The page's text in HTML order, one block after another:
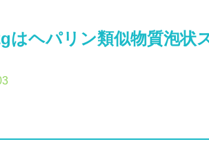
はヘパリン類似物質泡状